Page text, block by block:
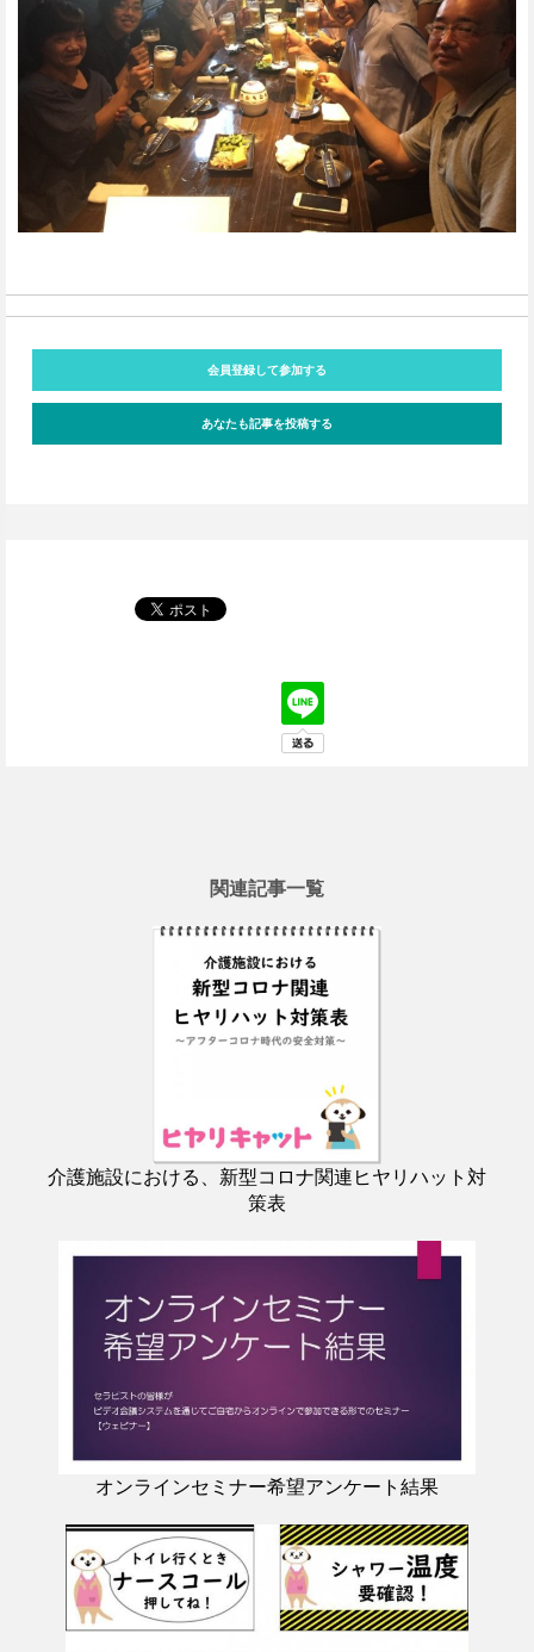
会員登録して参加する
あなたも記事を投稿する
関連記事一覧
介護施設における、新型コロナ関連ヒヤリハット対
策表
オンラインセミナー希望アンケート結果